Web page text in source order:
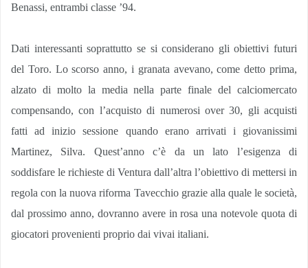
Benassi, entrambi classe ’94.
Dati interessanti soprattutto se si considerano gli obiettivi futuri
del Toro. Lo scorso anno, i granata avevano, come detto prima,
alzato di molto la media nella parte finale del calciomercato
compensando, con l’acquisto di numerosi over 30, gli acquisti
fatti ad inizio sessione quando erano arrivati i giovanissimi
Martinez, Silva. Quest’anno c’è da un lato l’esigenza di
soddisfare le richieste di Ventura dall’altra l’obiettivo di mettersi in
regola con la nuova riforma Tavecchio grazie alla quale le società,
dal prossimo anno, dovranno avere in rosa una notevole quota di
giocatori provenienti proprio dai vivai italiani.